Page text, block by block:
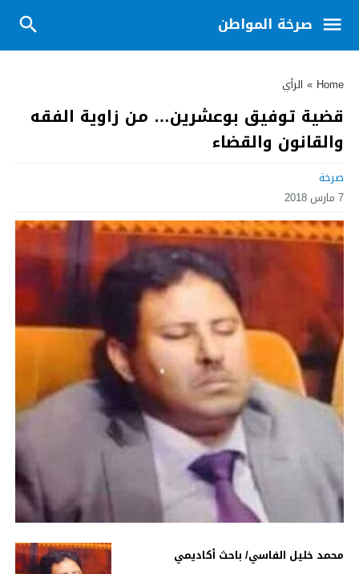
صرخة المواطن
Home
» الرأي
قضية توفيق بوعشرين… من زاوية الفقه
والقانون والقضاء
صرخة
7 مارس 2018
محمد خليل الفاسي/ باحث أكاديمي